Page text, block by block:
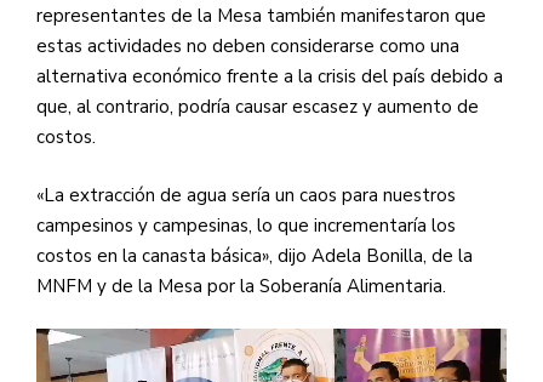
representantes de la Mesa también manifestaron que
estas actividades no deben considerarse como una
alternativa económico frente a la crisis del país debido a
que, al contrario, podría causar escasez y aumento de
costos.
«La extracción de agua sería un caos para nuestros
campesinos y campesinas, lo que incrementaría los
costos en la canasta básica», dijo Adela Bonilla, de la
MNFM y de la Mesa por la Soberanía Alimentaria.